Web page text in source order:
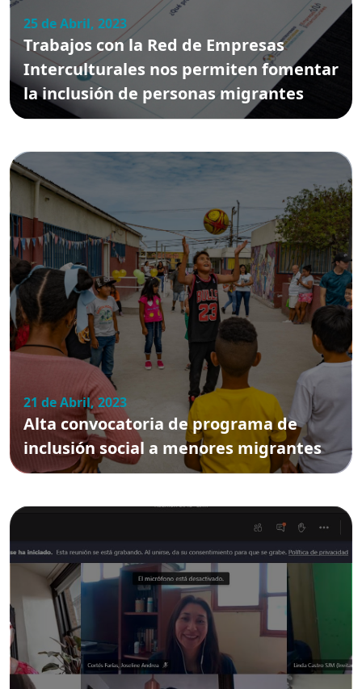
25 de Abril, 2023
Trabajos con la Red de Empresas
Interculturales nos permiten fomentar
la inclusión de personas migrantes
21 de Abril, 2023
Alta convocatoria de programa de
inclusión social a menores migrantes